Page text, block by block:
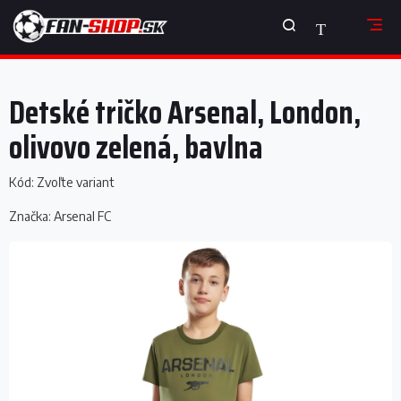
Prejsť
obsah
NÁKUPNÝ
KOŠÍK
Detské tričko Arsenal, London,
olivovo zelená, bavlna
Kód: Zvoľte variant
Značka: Arsenal FC